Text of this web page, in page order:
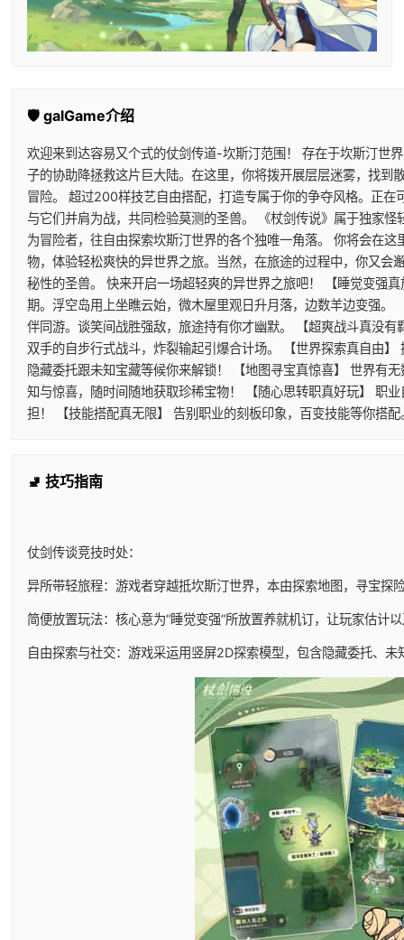
🛡️ galGame介绍
欢迎来到达容易又个式的仗剑传道-坎斯汀范围！ 存在于坎斯汀世
子的协助降拯救这片巨大陆。在这里，你将拨开展层层迷雾，找到
冒险。 超过200样技艺自由搭配，打造专属于你的争夺风格。正在
与它们并肩为战，共同检验莫测的圣兽。 《杖剑传说》属于独家
为冒险者，往自由探索坎斯汀世界的各个独唯一角落。 你将会在
物，体验轻松爽快的异世界之旅。当然，在旅途的过程中，你又会
秘性的圣兽。 快来开启一场超轻爽的异世界之旅吧！ 【睡觉变强
期。浮空岛用上坐瞧云始，微木屋里观日升月落，边数羊边变强。
伴同游。谈笑间战胜强敌，旅途持有你才幽默。 【超爽战斗真没
双手的自步行式战斗，炸裂输起引爆合计场。 【世界探索真自由
隐藏委托跟未知宝藏等候你来解锁！ 【地图寻宝真惊喜】 世界有
知与惊喜，随时间随地获取珍稀宝物！ 【随心思转职真好玩】 职
担！ 【技能搭配真无限】 告别职业的刻板印象，百变技能等你搭
🚽 技巧指南
仗剑传谈竞技时处：
异所带轻旅程：游戏者穿越抵坎斯汀世界，本由探索地图，寻宝探
简便放置玩法：核心意为“睡觉变强”所放置养就机订，让玩家估计
自由探索与社交：游戏采运用竖屏2D探索模型，包含隐藏委托、